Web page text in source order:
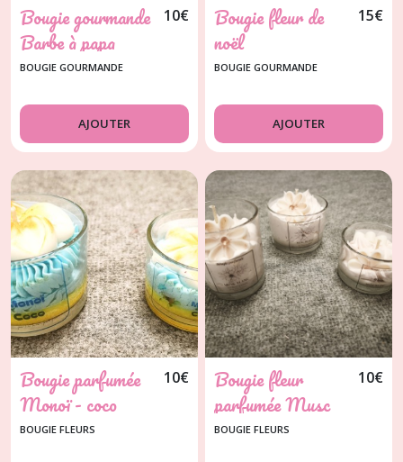
Bougie gourmande
Barbe à papa
10€
BOUGIE GOURMANDE
AJOUTER
Bougie fleur de
noël
15€
BOUGIE GOURMANDE
AJOUTER
Bougie parfumée
Monoï - coco
10€
BOUGIE FLEURS
Bougie fleur
parfumée Musc
blanc
10€
BOUGIE FLEURS